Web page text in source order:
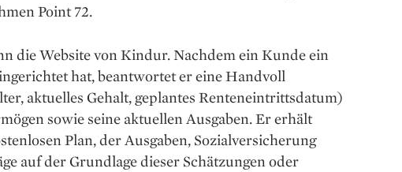
Point 72.
die Website von Kindur. Nachdem ein Kunde ein
hat, beantwortet er eine Handvoll
aktuelles Gehalt, geplantes Renteneintrittsdatum)
sowie seine aktuellen Ausgaben. Er erhält
Plan, der Ausgaben, Sozialversicherung
auf der Grundlage dieser Schätzungen oder